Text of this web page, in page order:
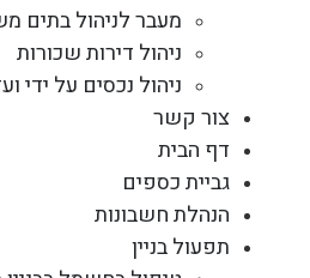
מעבר לניהול בתים
ניהול דירות שכורות
ניהול נכסים על ידי
צור קשר
דף הבית
גביית כספים
הנהלת חשבונות
תפעול בניין